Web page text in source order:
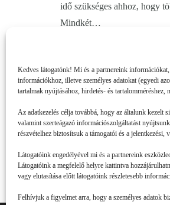
Kedves látogatónk! Mi és a partnereink
információkhoz, illetve személyes adatokat (egyedi
tartalmak nyújtásához, hirdetés- és tartalomméréshez,
Az adatkezelés célja továbbá, hogy az általunk kezelt
valamint szerteágazó információszolgáltatást
részvételhez biztosítsuk a támogatói és a jelentkezési,
Látogatóink engedélyével mi és a partnereink
Látogatóink a megfelelő helyre kattintva
vagy elutasítása előtt látogatóink részletesebb
Felhívjuk a figyelmet arra, hogy a személyes adatok
idő szükséges ahhoz, hogy
Mindkét…